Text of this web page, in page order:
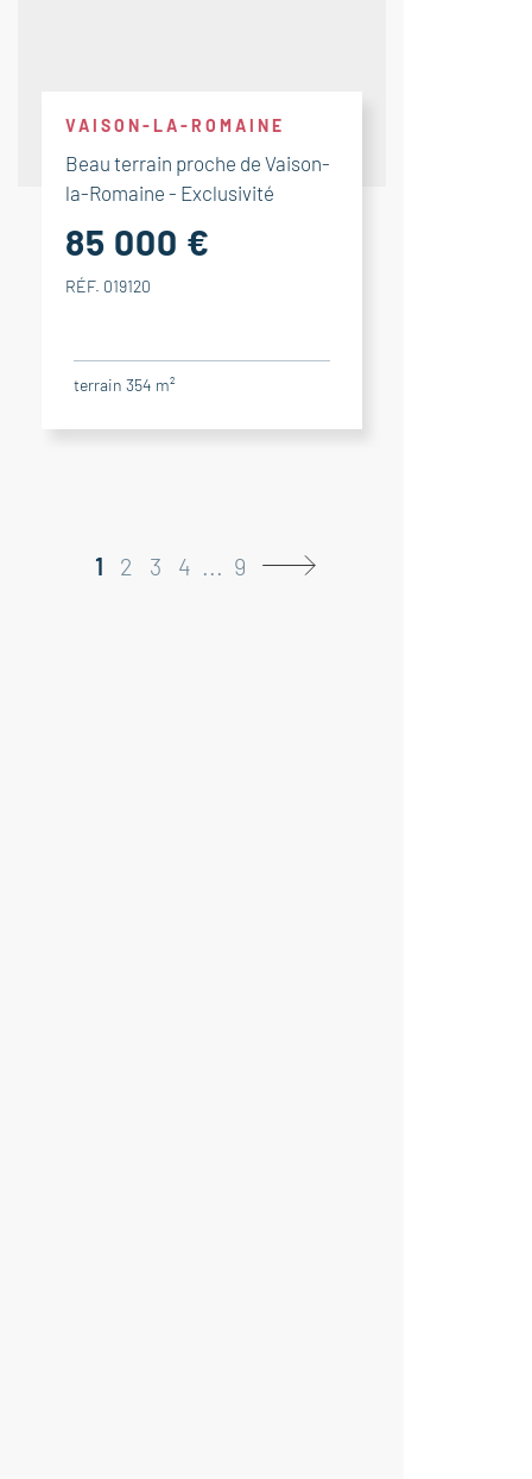
VAISON-LA-ROMAINE
Beau terrain proche de Vaison-
la-Romaine - Exclusivité
85 000 €
RÉF. 019120
terrain 354 m²
1 2 3 4 ... 9